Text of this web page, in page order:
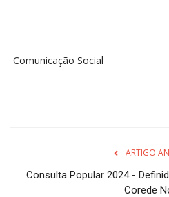
Comunicação Social
ARTIGO
Consulta Popular 2024 -
Corede